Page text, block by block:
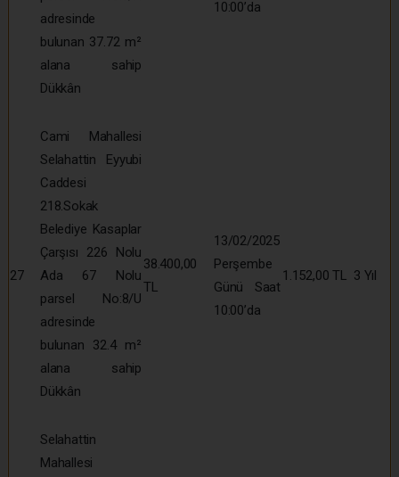
adresinde
bulunan 37.72 m²
alana sahip
Dükkân
10:00’da
27
Cami Mahallesi
Selahattin Eyyubi
Caddesi
218.Sokak
Belediye Kasaplar
Çarşısı 226 Nolu
Ada 67 Nolu
parsel No:8/U
adresinde
bulunan 32.4 m²
alana sahip
Dükkân
38.400,00
TL
13/02/2025
Perşembe
Günü Saat
10:00’da
1.152,00 TL 3 Yıl
Selahattin
Mahallesi